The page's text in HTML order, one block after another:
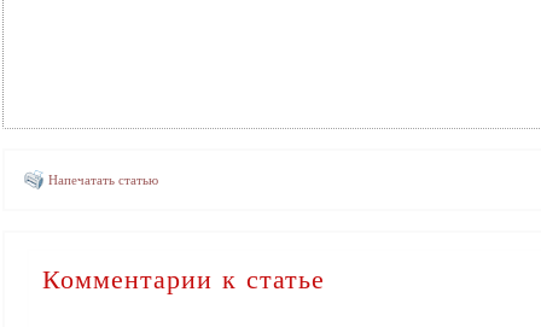
Напечатать статью
Комментарии к статье